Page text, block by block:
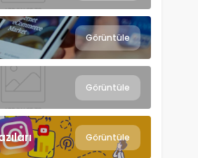
Görüntüle
Görüntüle
Görüntüle